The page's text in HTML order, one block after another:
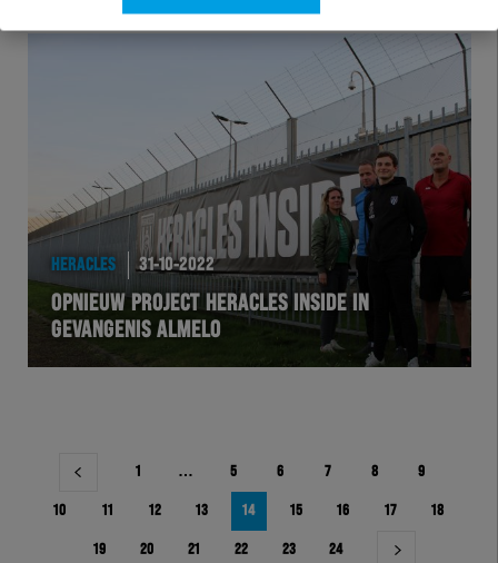
HERACLES 31-10-2022
OPNIEUW PROJECT HERACLES INSIDE IN
GEVANGENIS ALMELO
Berichtnavigatie
1 … 5 6 7 8 9
10 11 12 13 14 15 16 17 18
19 20 21 22 23 24